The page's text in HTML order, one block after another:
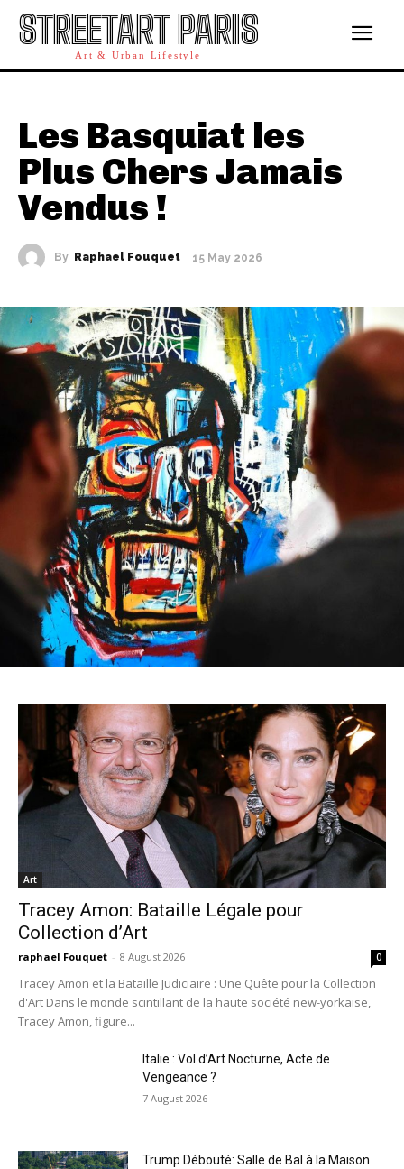
STREETART PARIS
Art & Urban Lifestyle
Les Basquiat les
Plus Chers Jamais
Vendus !
By Raphael Fouquet 15 May 2026
Art
Tracey Amon: Bataille Légale pour
Collection d’Art
raphael Fouquet - 8 August 2026 0
Tracey Amon et la Bataille Judiciaire : Une Quête pour la Collection
d'Art Dans le monde scintillant de la haute société new-yorkaise,
Tracey Amon, figure...
Italie : Vol d’Art Nocturne, Acte de
Vengeance ?
7 August 2026
Trump Débouté: Salle de Bal à la Maison